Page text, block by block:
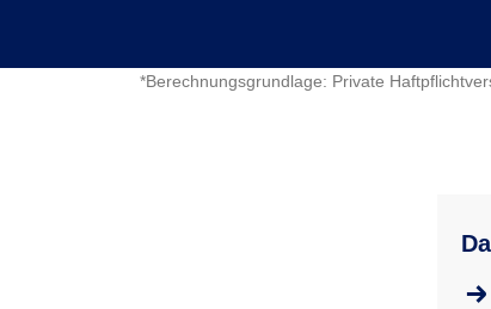
*Berechnungsgrundlage: Private